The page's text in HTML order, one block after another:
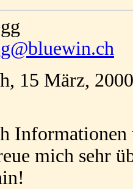
15 März,
mich sehr